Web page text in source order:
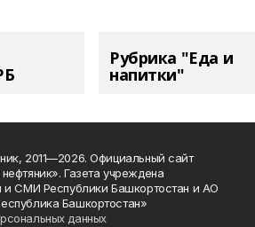
Рубрика "Еда и
напитки"
2011—2026. Официальный сайт
Газета учреждена
и СМИ Республики Башкортостан и АО
Башкортостан»
данных